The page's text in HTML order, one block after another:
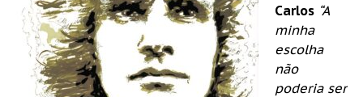
Carlos “A
minha
escolha
não
poderia ser